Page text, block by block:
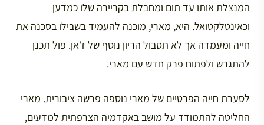
המנצלת אותו עד תום ומחבלת בקריירה שלו כמדען
וכאינטלקטואל. היא, מארי, מוכנה להעמיד בשבילו בסכנה את
חייה ומעמדה אך לא תסבול הריון נוסף של ז’אן. פול תכנן
להתגרש ולפתוח פרק חדש עם מארי.
לסערת חייה הפרטיים של מארי נוספה פרשה ציבורית. מארי
החליטה להתמודד על מושב באקדמיה הצרפתית למדעים,